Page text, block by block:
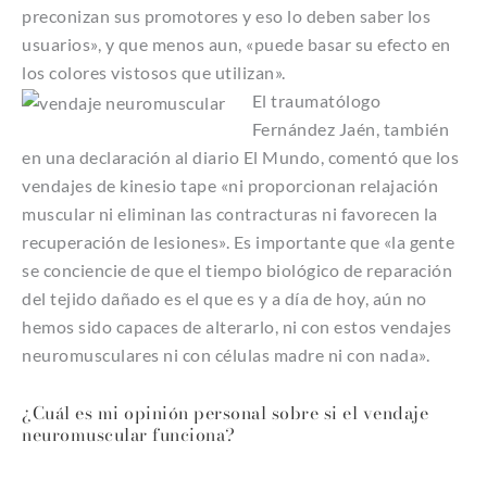
preconizan sus promotores y eso lo deben saber los
usuarios», y que menos aun, «puede basar su efecto en
los colores vistosos que utilizan».
El traumatólogo
Fernández Jaén, también
en una declaración al diario El Mundo, comentó que los
vendajes de kinesio tape «ni proporcionan relajación
muscular ni eliminan las contracturas ni favorecen la
recuperación de lesiones». Es importante que «la gente
se conciencie de que el tiempo biológico de reparación
del tejido dañado es el que es y a día de hoy, aún no
hemos sido capaces de alterarlo, ni con estos vendajes
neuromusculares ni con células madre ni con nada».
¿Cuál es mi opinión personal sobre si el vendaje
neuromuscular funciona?